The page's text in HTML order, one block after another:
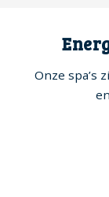
Onze spa’s